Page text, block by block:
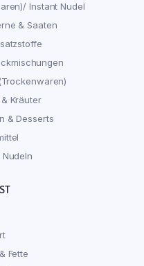
Instant Nudel
& Saaten
Kräuter
& Desserts
Fette